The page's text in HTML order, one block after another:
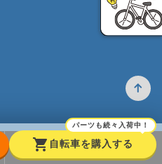
shopping_cart
パーツも続々入荷中！
自転車を購入する
高価買取のワケ